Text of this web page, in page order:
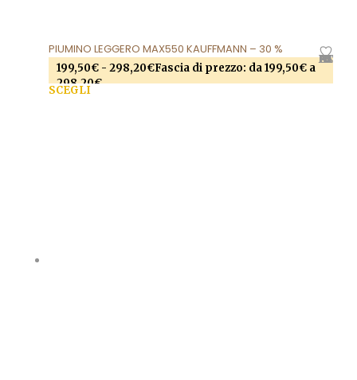
AGGIUNGI ALLA LISTA DEI DESIDERI
PIUMINO LEGGERO MAX550 KAUFFMANN – 30 %
199,50€ - 298,20€Fascia di prezzo: da 199,50€ a
298,20€
SCEGLI